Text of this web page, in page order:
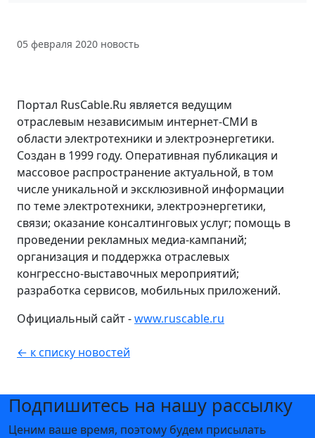
05 февраля 2020 новость
Портал RusCable.Ru является ведущим
отраслевым независимым интернет-СМИ в
области электротехники и электроэнергетики.
Создан в 1999 году. Оперативная публикация и
массовое распространение актуальной, в том
числе уникальной и эксклюзивной информации
по теме электротехники, электроэнергетики,
связи; оказание консалтинговых услуг; помощь в
проведении рекламных медиа-кампаний;
организация и поддержка отраслевых
конгрессно-выставочных мероприятий;
разработка сервисов, мобильных приложений.
Официальный сайт -www.ruscable.ru
← к списку новостей
Подпишитесь на нашу рассылку
Ценим ваше время, поэтому будем присылать